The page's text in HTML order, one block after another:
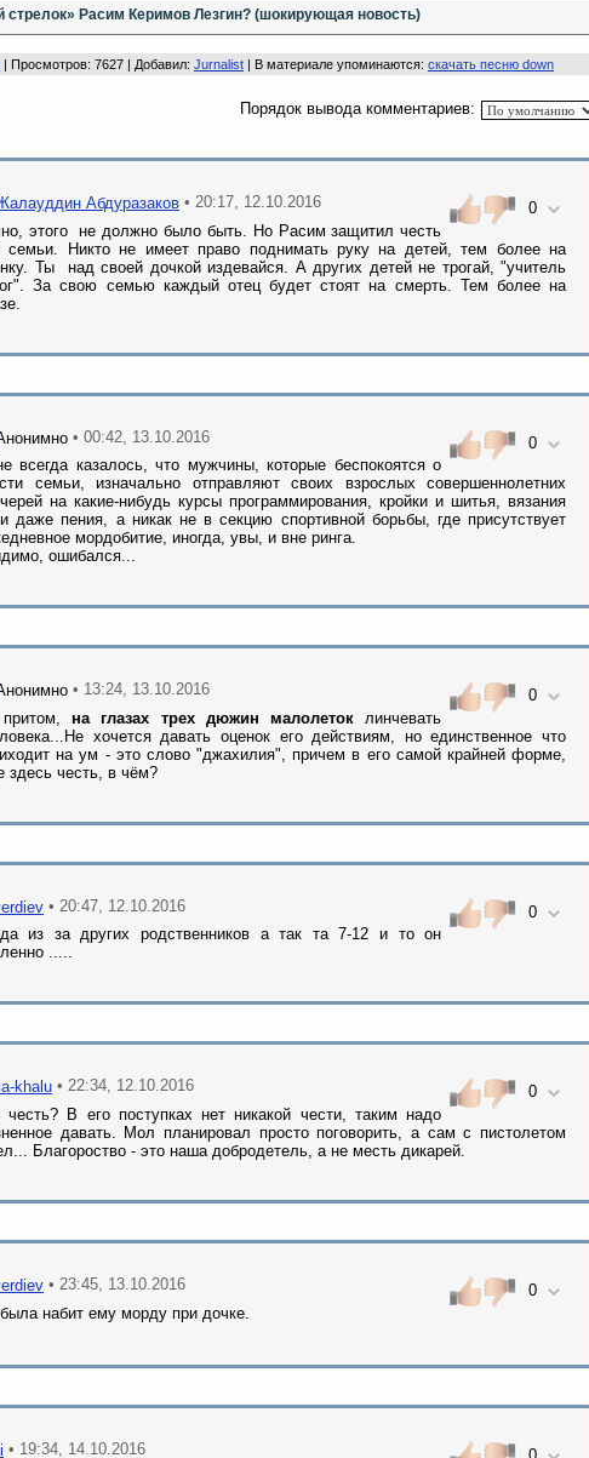
стрелок» Расим Керимов Лезгин? (шокирующая новость)
| Просмотров: 7627 | Добавил: Jurnalist | В материале упоминаются: скачать песню down
Порядок вывода комментариев:
0
Абдуразаков • 20:17, 12.10.2016
этого не должно было быть. Но Расим защитил честь
семьи. Никто не имеет право поднимать руку на детей, тем более на
Ты над своей дочкой издевайся. А других детей не трогай, "учитель
За свою семью каждый отец будет стоят на смерть. Тем более на
0
• 00:42, 13.10.2016
всегда казалось, что мужчины, которые беспокоятся о
семьи, изначально отправляют своих взрослых совершеннолетних
на какие-нибудь курсы программирования, кройки и шитья, вязания
даже пения, а никак не в секцию спортивной борьбы, где присутствует
мордобитие, иногда, увы, и вне ринга.
ошибался...
0
• 13:24, 13.10.2016
на глазах трех дюжин малолетоклинчевать
хочется давать оценок его действиям, но единственное что
на ум - это слово "джахилия", причем в его самой крайней форме,
здесь честь, в чём?
0
• 20:47, 12.10.2016
из за других родственников а так та 7-12 и то он
.....
0
khalu • 22:34, 12.10.2016
честь? В его поступках нет никакой чести, таким надо
давать. Мол планировал просто поговорить, а сам с пистолетом
Благороство - это наша добродетель, а не месть дикарей.
0
• 23:45, 13.10.2016
набит ему морду при дочке.
• 19:34, 14.10.2016